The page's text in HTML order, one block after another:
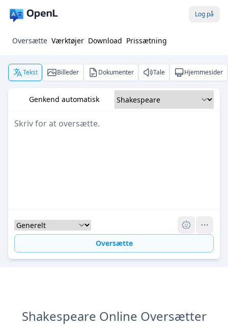
Log på
Oversætte Værktøjer Download Prissætning
Tekst Billeder Dokumenter Tale Hjemmesider
Genkend automatisk
Oversætte
Shakespeare Online Oversætter